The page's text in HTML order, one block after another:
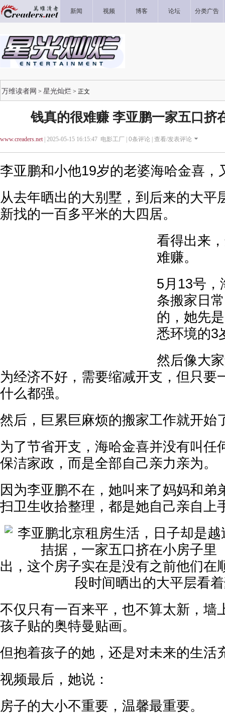
新闻 视频 博客 论坛 分类广告
万维读者网 > 星光灿烂 > 正文
钱真的很难赚 李亚鹏一家五口挤
www.creaders.net| 2025-05-15 16:15:47 电影工厂 | 0条评论 | 查看/发表评论
李亚鹏和小他19岁的老婆海哈金喜，
从去年晒出的大别墅，到后来的大平
新找的一百多平米的大四居。
看得出来
难赚。
5月13号，
条搬家日
的，她先
悉环境的3
然后像大
为经济不好，需要缩减开支，但只要
什么都强。
然后，巨累巨麻烦的搬家工作就开始
为了节省开支，海哈金喜并没有叫任
保洁家政，而是全部自己亲力亲为。
因为李亚鹏不在，她叫来了妈妈和弟
扫卫生收拾整理，都是她自己亲自上
出，这个房子实在是没有之前他们在
段时间晒出的大平层看
不仅只有一百来平，也不算太新，墙
孩子贴的奥特曼贴画。
但抱着孩子的她，还是对未来的生活
视频最后，她说：
房子的大小不重要，温馨最重要。